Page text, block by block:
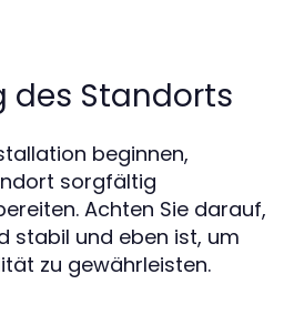
des Standorts
beginnen,
sorgfältig
Achten Sie darauf,
stabil und eben ist, um
zu gewährleisten.